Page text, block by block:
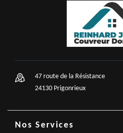
47 route de la Résistance
24130 Prigonrieux
Nos Services